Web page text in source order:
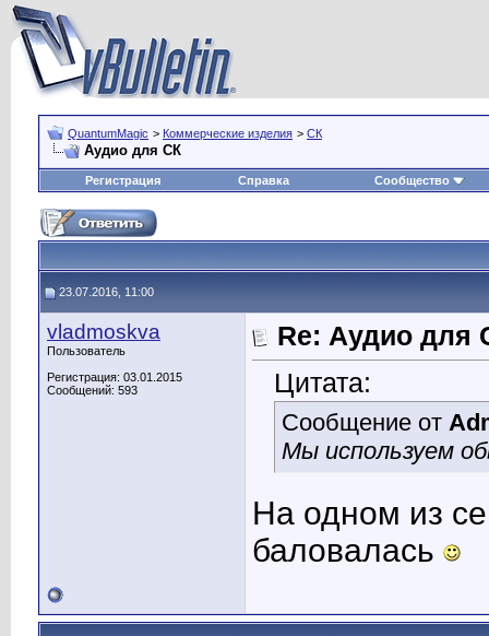
QuantumMagic > Коммерческие изделия > СК
Аудио для СК
Регистрация Справка Сообщество
23.07.2016, 11:00
vladmoskva
Пользователь
Регистрация: 03.01.2015
Сообщений: 593
Re: Аудио для
Цитата:
Сообщение от
Мы используем
На одном из
баловалась